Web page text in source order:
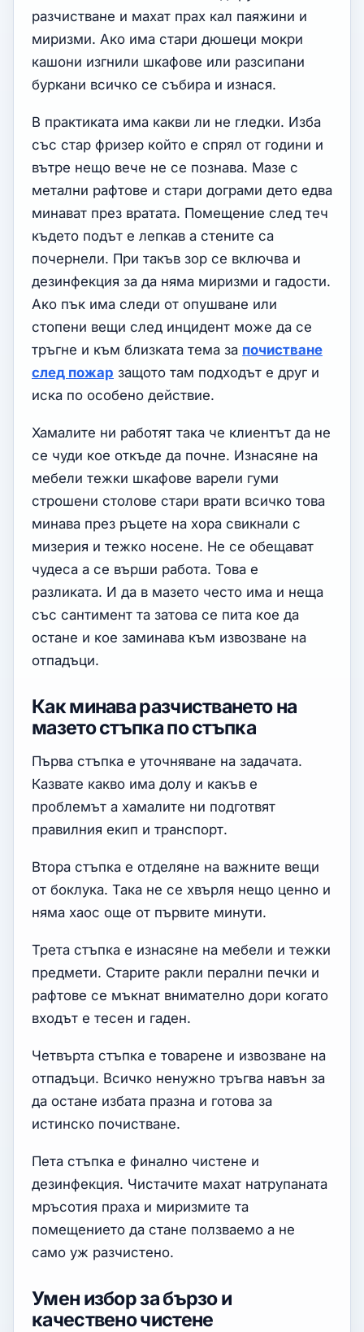
разчистване и махат прах кал паяжини и
миризми. Ако има стари дюшеци мокри
кашони изгнили шкафове или разсипани
буркани всичко се събира и изнася.
В практиката има какви ли не гледки. Изба
със стар фризер който е спрял от години и
вътре нещо вече не се познава. Мазе с
метални рафтове и стари дограми дето едва
минават през вратата. Помещение след теч
където подът е лепкав а стените са
почернели. При такъв зор се включва и
дезинфекция за да няма миризми и гадости.
Ако пък има следи от опушване или
стопени вещи след инцидент може да се
тръгне и към близката тема за почистване
след пожар защото там подходът е друг и
иска по особено действие.
Хамалите ни работят така че клиентът да не
се чуди кое откъде да почне. Изнасяне на
мебели тежки шкафове варели гуми
строшени столове стари врати всичко това
минава през ръцете на хора свикнали с
мизерия и тежко носене. Не се обещават
чудеса а се върши работа. Това е
разликата. И да в мазето често има и неща
със сантимент та затова се пита кое да
остане и кое заминава към извозване на
отпадъци.
Как минава разчистването на
мазето стъпка по стъпка
Първа стъпка е уточняване на задачата.
Казвате какво има долу и какъв е
проблемът а хамалите ни подготвят
правилния екип и транспорт.
Втора стъпка е отделяне на важните вещи
от боклука. Така не се хвърля нещо ценно и
няма хаос още от първите минути.
Трета стъпка е изнасяне на мебели и тежки
предмети. Старите ракли перални печки и
рафтове се мъкнат внимателно дори когато
входът е тесен и гаден.
Четвърта стъпка е товарене и извозване на
отпадъци. Всичко ненужно тръгва навън за
да остане избата празна и готова за
истинско почистване.
Пета стъпка е финално чистене и
дезинфекция. Чистачите махат натрупаната
мръсотия праха и миризмите та
помещението да стане ползваемо а не
само уж разчистено.
Умен избор за бързо и
качествено чистене